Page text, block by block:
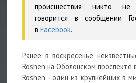
происшествия никто
говорится в сообщении
в Facebook.
Ранее в воскресенье
Roshen на Оболонском проспекте
Roshen - один из крупнейших в